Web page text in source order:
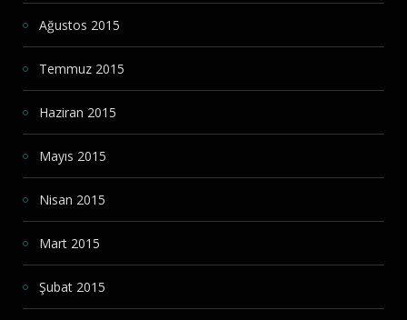
Ağustos 2015
Temmuz 2015
Haziran 2015
Mayıs 2015
Nisan 2015
Mart 2015
Şubat 2015